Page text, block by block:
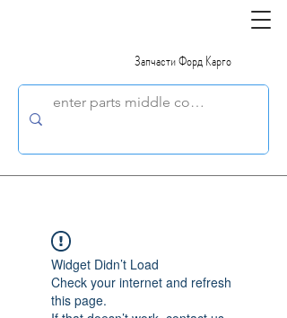
Запчасти Форд Карго
Widget Didn’t Load
Check your internet and refresh
this page.